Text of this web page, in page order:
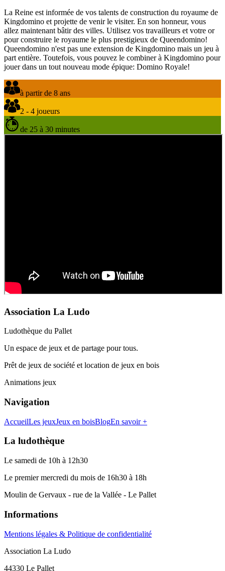
La Reine est informée de vos talents de construction du royaume de
Kingdomino et projette de venir le visiter. En son honneur, vous
allez maintenant bâtir des villes. Utilisez vos travailleurs et votre or
pour construire le royaume le plus prestigieux de Queendomino!
Queendomino n'est pas une extension de Kingdomino mais un jeu à
part entière. Toutefois, vous pouvez le combiner à Kingdomino pour
jouer dans un tout nouveau mode épique: Domino Royale!
à partir de 8 ans
2 - 4 joueurs
de 25 à 30 minutes
Association La Ludo
Ludothèque du Pallet
Un espace de jeux et de partage pour tous.
Prêt de jeux de société et location de jeux en bois
Animations jeux
Navigation
AccueilLes jeuxJeux en boisBlogEn savoir +
La ludothèque
Le samedi de 10h à 12h30
Le premier mercredi du mois de 16h30 à 18h
Moulin de Gervaux - rue de la Vallée - Le Pallet
Informations
Mentions légales & Politique de confidentialité
Association La Ludo
44330 Le Pallet